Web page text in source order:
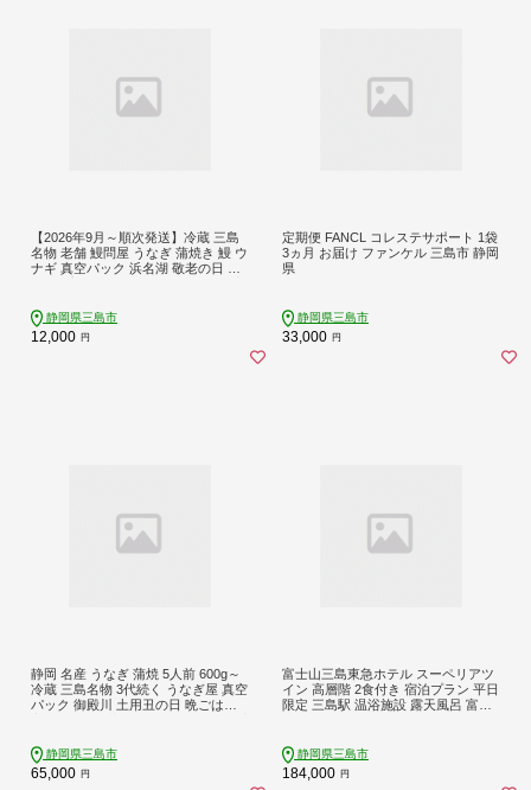
【2026年9月～順次発送】冷蔵 三島
名物 老舗 鰻問屋 うなぎ 蒲焼き 鰻 ウ
ナギ 真空パック 浜名湖 敬老の日 贈
蒲焼 和食 浜名湖うなぎ 山本実生商
店 静岡うなぎ 三島市 静岡県
静岡県三島市
12,000 円
定期便 FANCL コレステサポート 1袋
3ヵ月 お届け ファンケル 三島市 静岡
県
静岡県三島市
33,000 円
静岡 名産 うなぎ 蒲焼 5人前 600g～
冷蔵 三島名物 3代続く うなぎ屋 真空
パック 御殿川 土用丑の日 晩ごはん
な重 うな丼 郷土料理 グルメ 簡単調
理 静岡うなぎ 三島市 静岡県
静岡県三島市
65,000 円
富士山三島東急ホテル スーペリアツ
イン 高層階 2食付き 宿泊プラン 平日
限定 三島駅 温浴施設 露天風呂 富士
イン 26.5平方メートル 宿泊券 2名様
レストラン 炉端グリル 和洋料理 三
島市 静岡県
静岡県三島市
184,000 円